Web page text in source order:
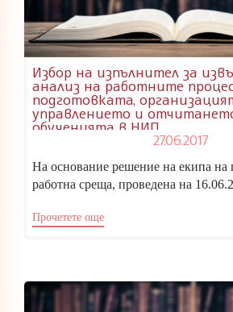
Избор на изпълнител за
анализ на работните
подготовката,
управлението и
обученията в НИП
27.06.2017
На основание решение на екипа на
работна среща, проведена на
Прочетете още